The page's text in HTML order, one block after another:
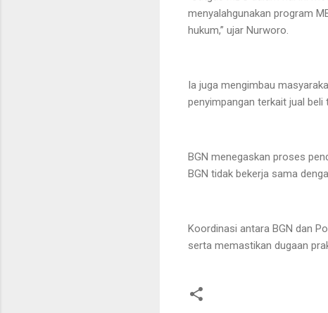
menyalahgunakan program
hukum,” ujar Nurworo.
Ia juga mengimbau
penyimpangan terkait jual beli
BGN menegaskan proses
BGN tidak bekerja sama
Koordinasi antara BGN dan
serta memastikan dugaan